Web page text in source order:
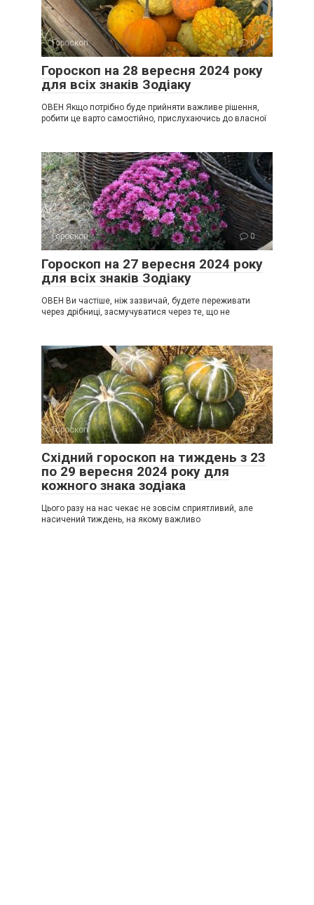
Гороскоп 0
Гороскоп на 28 вересня 2024 року
для всіх знаків Зодіаку
ОВЕН Якщо потрібно буде прийняти важливе рішення,
робити це варто самостійно, прислухаючись до власної
Гороскоп 0
Гороскоп на 27 вересня 2024 року
для всіх знаків Зодіаку
ОВЕН Ви частіше, ніж зазвичай, будете переживати
через дрібниці, засмучуватися через те, що не
Гороскоп 0
Східний гороскоп на тиждень з 23
по 29 вересня 2024 року для
кожного знака зодіака
Цього разу на нас чекає не зовсім сприятливий, але
насичений тиждень, на якому важливо